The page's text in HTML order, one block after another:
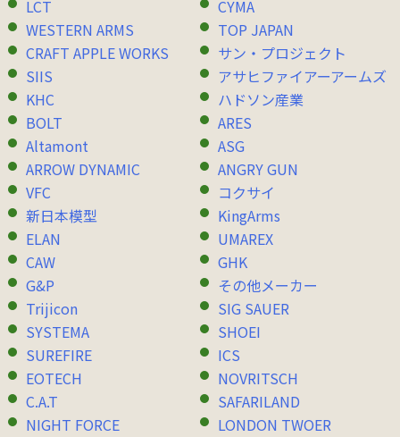
LCT
CYMA
WESTERN ARMS
TOP JAPAN
CRAFT APPLE WORKS
サン・プロジェクト
SIIS
アサヒファイアーアームズ
KHC
ハドソン産業
BOLT
ARES
Altamont
ASG
ARROW DYNAMIC
ANGRY GUN
VFC
コクサイ
新日本模型
KingArms
ELAN
UMAREX
CAW
GHK
G&P
その他メーカー
Trijicon
SIG SAUER
SYSTEMA
SHOEI
SUREFIRE
ICS
EOTECH
NOVRITSCH
C.A.T
SAFARILAND
NIGHT FORCE
LONDON TWOER